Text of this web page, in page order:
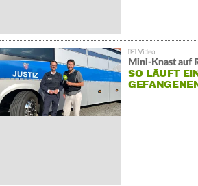
Mini-Knast auf
SO LÄUFT